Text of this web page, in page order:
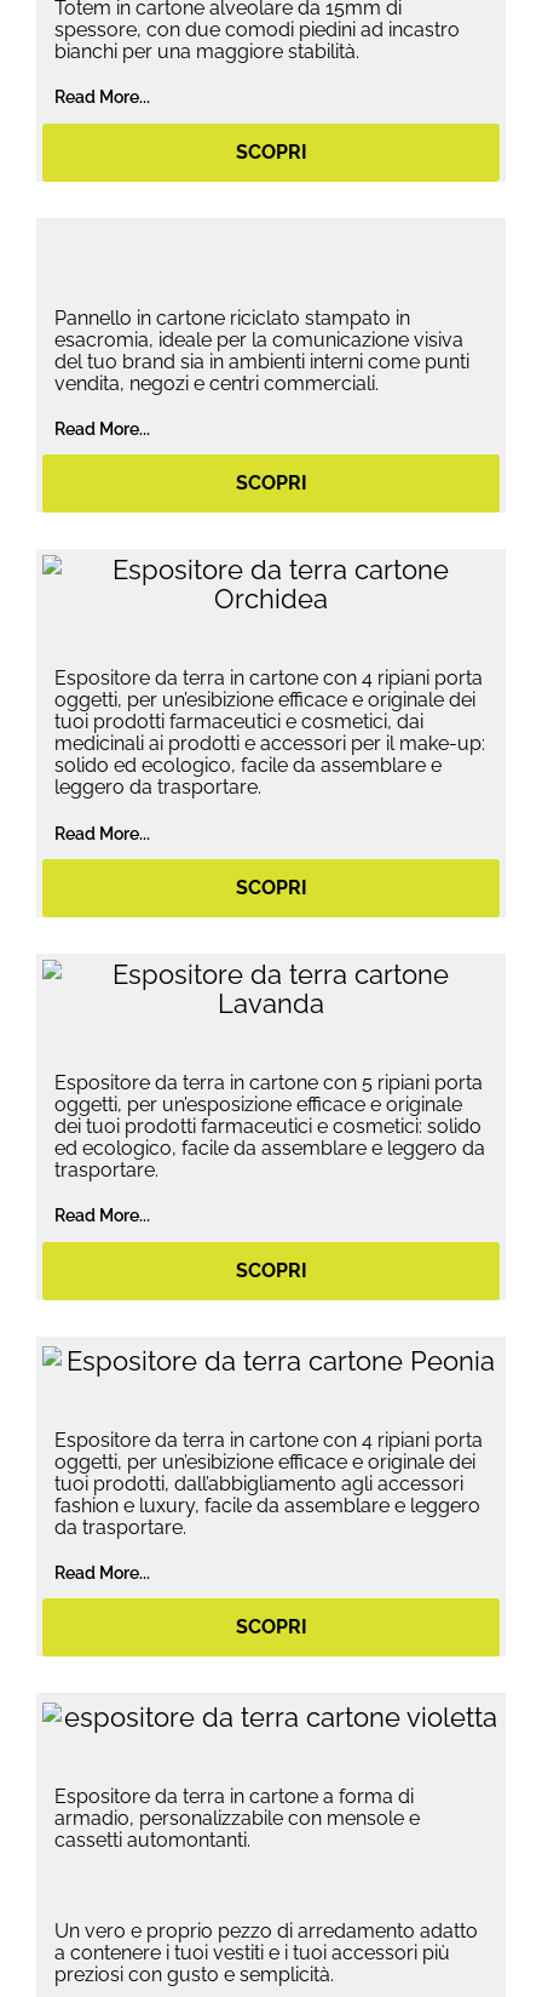
Totem in cartone alveolare da 15mm di
spessore, con due comodi piedini ad incastro
bianchi per una maggiore stabilità.
Read More...
SCOPRI
Pannello in cartone riciclato stampato in
esacromia, ideale per la comunicazione visiva
del tuo brand sia in ambienti interni come punti
vendita, negozi e centri commerciali.
Read More...
SCOPRI
Espositore da terra in cartone con 4 ripiani porta
oggetti, per un’esibizione efficace e originale dei
tuoi prodotti farmaceutici e cosmetici, dai
medicinali ai prodotti e accessori per il make-up:
solido ed ecologico, facile da assemblare e
leggero da trasportare.
Read More...
SCOPRI
Espositore da terra in cartone con 5 ripiani porta
oggetti, per un’esposizione efficace e originale
dei tuoi prodotti farmaceutici e cosmetici: solido
ed ecologico, facile da assemblare e leggero da
trasportare.
Read More...
SCOPRI
Espositore da terra in cartone con 4 ripiani porta
oggetti, per un’esibizione efficace e originale dei
tuoi prodotti, dall’abbigliamento agli accessori
fashion e luxury, facile da assemblare e leggero
da trasportare.
Read More...
SCOPRI
Espositore da terra in cartone a forma di
armadio, personalizzabile con mensole e
cassetti automontanti.
Un vero e proprio pezzo di arredamento adatto
a contenere i tuoi vestiti e i tuoi accessori più
preziosi con gusto e semplicità.